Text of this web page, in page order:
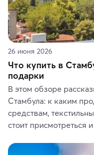
26 июня 2026
Что купить в
подарки
В этом обзоре
Стамбула: к каким
средствам,
стоит присмотреться
керамики и изделий